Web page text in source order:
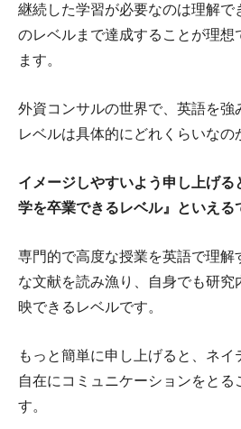
継続した学習が必要なのは理解で
のレベルまで達成することが理想
ます。
外資コンサルの世界で、英語を強
レベルは具体的にどれくらいなの
イメージしやすいよう申し上げ
学を卒業できるレベル』といえる
専門的で高度な授業を英語で理解
な文献を読み漁り、自身でも研究
映できるレベルです。
もっと簡単に申し上げると、ネイ
自在にコミュニケーションをと
す。